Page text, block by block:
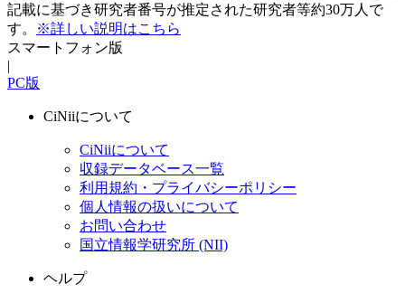
記載に基づき研究者番号が推定された研究者等約30万人で
す。
※詳しい説明はこちら
スマートフォン版
|
PC版
CiNiiについて
CiNiiについて
収録データベース一覧
利用規約・プライバシーポリシー
個人情報の扱いについて
お問い合わせ
国立情報学研究所 (NII)
ヘルプ